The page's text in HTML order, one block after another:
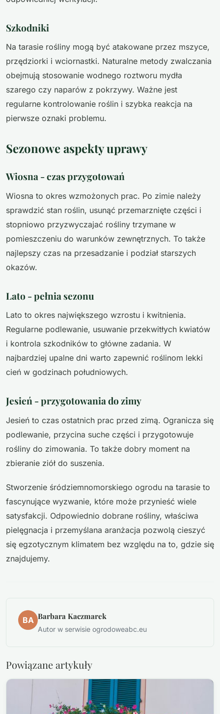
Szkodniki
Na tarasie rośliny mogą być atakowane przez mszyce,
przędziorki i wciornastki. Naturalne metody zwalczania
obejmują stosowanie wodnego roztworu mydła
szarego czy naparów z pokrzywy. Ważne jest
regularne kontrolowanie roślin i szybka reakcja na
pierwsze oznaki problemu.
Sezonowe aspekty uprawy
Wiosna - czas przygotowań
Wiosna to okres wzmożonych prac. Po zimie należy
sprawdzić stan roślin, usunąć przemarznięte części i
stopniowo przyzwyczajać rośliny trzymane w
pomieszczeniu do warunków zewnętrznych. To także
najlepszy czas na przesadzanie i podział starszych
okazów.
Lato - pełnia sezonu
Lato to okres największego wzrostu i kwitnienia.
Regularne podlewanie, usuwanie przekwitłych kwiatów
i kontrola szkodników to główne zadania. W
najbardziej upalne dni warto zapewnić roślinom lekki
cień w godzinach południowych.
Jesień - przygotowania do zimy
Jesień to czas ostatnich prac przed zimą. Ogranicza się
podlewanie, przycina suche części i przygotowuje
rośliny do zimowania. To także dobry moment na
zbieranie ziół do suszenia.
Stworzenie śródziemnomorskiego ogrodu na tarasie to
fascynujące wyzwanie, które może przynieść wiele
satysfakcji. Odpowiednio dobrane rośliny, właściwa
pielęgnacja i przemyślana aranżacja pozwolą cieszyć
się egzotycznym klimatem bez względu na to, gdzie się
znajdujemy.
BA Barbara Kaczmarek
Autor w serwisie ogrodoweabc.eu
Powiązane artykuły